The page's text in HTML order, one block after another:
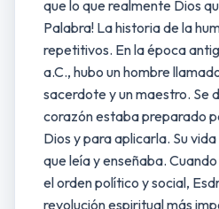
que lo que realmente Dios
Palabra! La historia de la
repetitivos. En la época
a.C., hubo un hombre
sacerdote y un maestro. Se
corazón estaba preparado
Dios y para aplicarla. Su
que leía y enseñaba.
el orden político y social,
revolución espiritual más